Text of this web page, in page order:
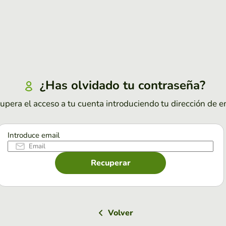
¿Has olvidado tu contraseña?
el acceso a tu cuenta introduciendo tu dirección de
Introduce email
Recuperar
Volver